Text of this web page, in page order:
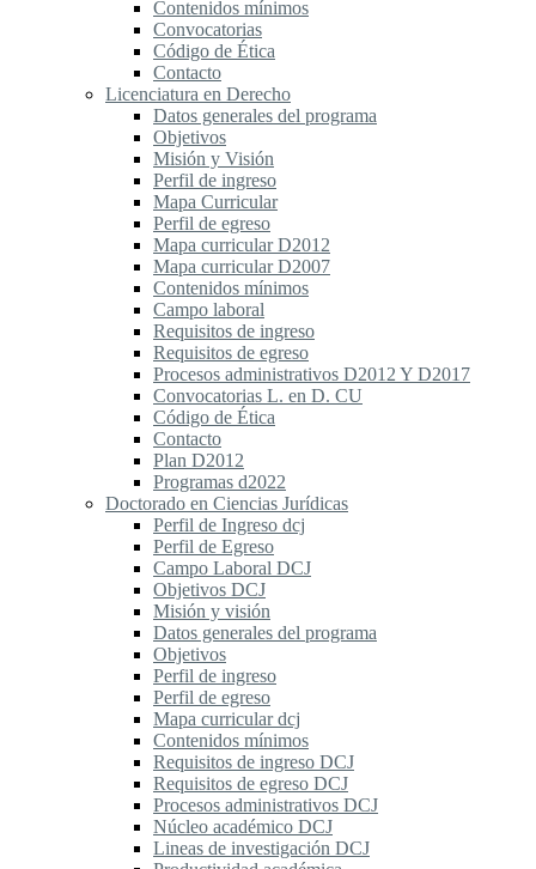
Contenidos mínimos
Convocatorias
Código de Ética
Contacto
Licenciatura en Derecho
Datos generales del programa
Objetivos
Misión y Visión
Perfil de ingreso
Mapa Curricular
Perfil de egreso
Mapa curricular D2012
Mapa curricular D2007
Contenidos mínimos
Campo laboral
Requisitos de ingreso
Requisitos de egreso
Procesos administrativos D2012 Y D2017
Convocatorias L. en D. CU
Código de Ética
Contacto
Plan D2012
Programas d2022
Doctorado en Ciencias Jurídicas
Perfil de Ingreso dcj
Perfil de Egreso
Campo Laboral DCJ
Objetivos DCJ
Misión y visión
Datos generales del programa
Objetivos
Perfil de ingreso
Perfil de egreso
Mapa curricular dcj
Contenidos mínimos
Requisitos de ingreso DCJ
Requisitos de egreso DCJ
Procesos administrativos DCJ
Núcleo académico DCJ
Lineas de investigación DCJ